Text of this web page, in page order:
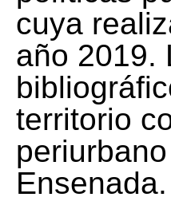
cuya
año 2019.
territorio
Ensenada.